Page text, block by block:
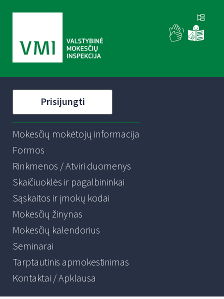
Prisijungti
Mokesčių mokėtojų informacija
Formos
Rinkmenos / Atviri duomenys
Skaičiuoklės ir pagalbininkai
Sąskaitos ir įmokų kodai
Mokesčių žinynas
Mokesčių kalendorius
Seminarai
Tarptautinis apmokestinimas
Kontaktai / Apklausa